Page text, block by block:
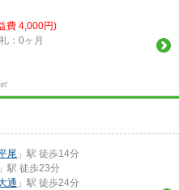
費 4,000円)
：0ヶ月
尾 」駅 徒歩14分
」駅 徒歩23分
通 」駅 徒歩24分